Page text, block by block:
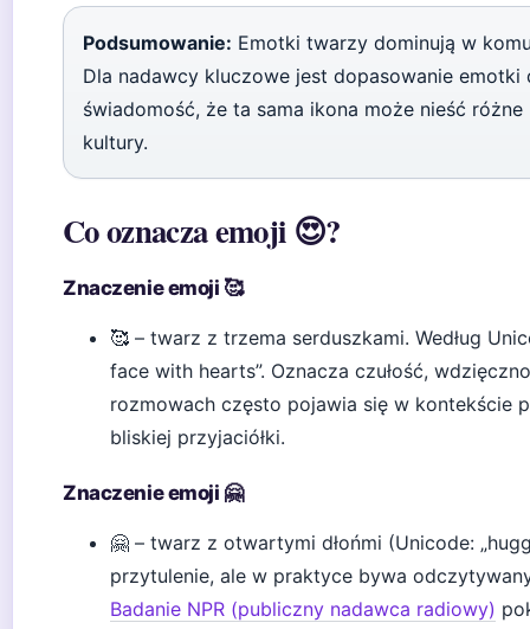
Podsumowanie: Emotki twarzy dominują w
Dla nadawcy kluczowe jest dopasowanie
świadomość, że ta sama ikona może nieść
kultury.
Co oznacza emoji 😍?
Znaczenie emoji 🥰
🥰 – twarz z trzema serduszkami. Według
face with hearts”. Oznacza czułość,
rozmowach często pojawia się w kontekście
bliskiej przyjaciółki.
Znaczenie emoji 🤗
🤗 – twarz z otwartymi dłońmi (Unicode:
przytulenie, ale w praktyce bywa
Badanie NPR (publiczny nadawca radiowy)